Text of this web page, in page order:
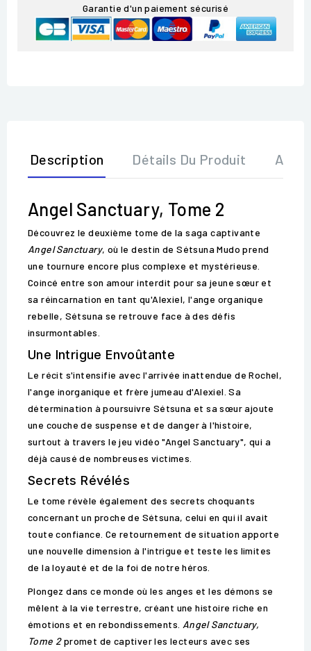
Garantie d'un paiement sécurisé
Description Détails Du Produit Avis
Angel Sanctuary, Tome 2
Découvrez le deuxième tome de la saga captivante
Angel Sanctuary, où le destin de Sétsuna Mudo prend
une tournure encore plus complexe et mystérieuse.
Coincé entre son amour interdit pour sa jeune sœur et
sa réincarnation en tant qu'Alexiel, l'ange organique
rebelle, Sétsuna se retrouve face à des défis
insurmontables.
Une Intrigue Envoûtante
Le récit s'intensifie avec l'arrivée inattendue de Rochel,
l'ange inorganique et frère jumeau d'Alexiel. Sa
détermination à poursuivre Sétsuna et sa sœur ajoute
une couche de suspense et de danger à l'histoire,
surtout à travers le jeu vidéo "Angel Sanctuary", qui a
déjà causé de nombreuses victimes.
Secrets Révélés
Le tome révèle également des secrets choquants
concernant un proche de Sétsuna, celui en qui il avait
toute confiance. Ce retournement de situation apporte
une nouvelle dimension à l'intrigue et teste les limites
de la loyauté et de la foi de notre héros.
Plongez dans ce monde où les anges et les démons se
mêlent à la vie terrestre, créant une histoire riche en
émotions et en rebondissements. Angel Sanctuary,
Tome 2promet de captiver les lecteurs avec ses